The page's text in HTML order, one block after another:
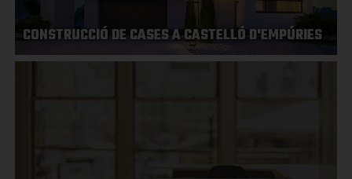
CONSTRUCCIÓ DE CASES A CASTELLÓ D'EMPÚRIES